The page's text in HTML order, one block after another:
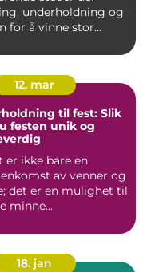
underholdning og
for å vinne stor...
12. mar
til fest: Slik
festen unik og
er ikke bare en
av venner og
det er en mulighet til
minne...
18. jan